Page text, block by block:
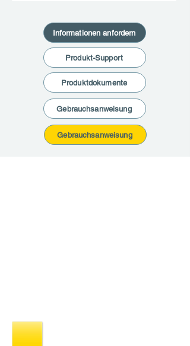
Informationen anfordern
Produkt-Support
Produktdokumente
Gebrauchsanweisung
Gebrauchsanweisung